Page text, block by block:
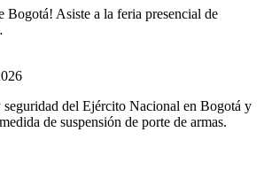
Bogotá! Asiste a la feria presencial de